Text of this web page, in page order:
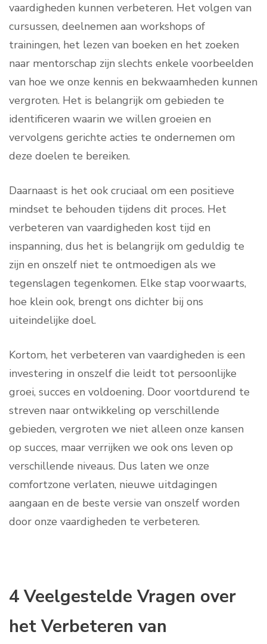
vaardigheden kunnen verbeteren. Het volgen van
cursussen, deelnemen aan workshops of
trainingen, het lezen van boeken en het zoeken
naar mentorschap zijn slechts enkele voorbeelden
van hoe we onze kennis en bekwaamheden kunnen
vergroten. Het is belangrijk om gebieden te
identificeren waarin we willen groeien en
vervolgens gerichte acties te ondernemen om
deze doelen te bereiken.
Daarnaast is het ook cruciaal om een positieve
mindset te behouden tijdens dit proces. Het
verbeteren van vaardigheden kost tijd en
inspanning, dus het is belangrijk om geduldig te
zijn en onszelf niet te ontmoedigen als we
tegenslagen tegenkomen. Elke stap voorwaarts,
hoe klein ook, brengt ons dichter bij ons
uiteindelijke doel.
Kortom, het verbeteren van vaardigheden is een
investering in onszelf die leidt tot persoonlijke
groei, succes en voldoening. Door voortdurend te
streven naar ontwikkeling op verschillende
gebieden, vergroten we niet alleen onze kansen
op succes, maar verrijken we ook ons leven op
verschillende niveaus. Dus laten we onze
comfortzone verlaten, nieuwe uitdagingen
aangaan en de beste versie van onszelf worden
door onze vaardigheden te verbeteren.
4 Veelgestelde Vragen over
het Verbeteren van